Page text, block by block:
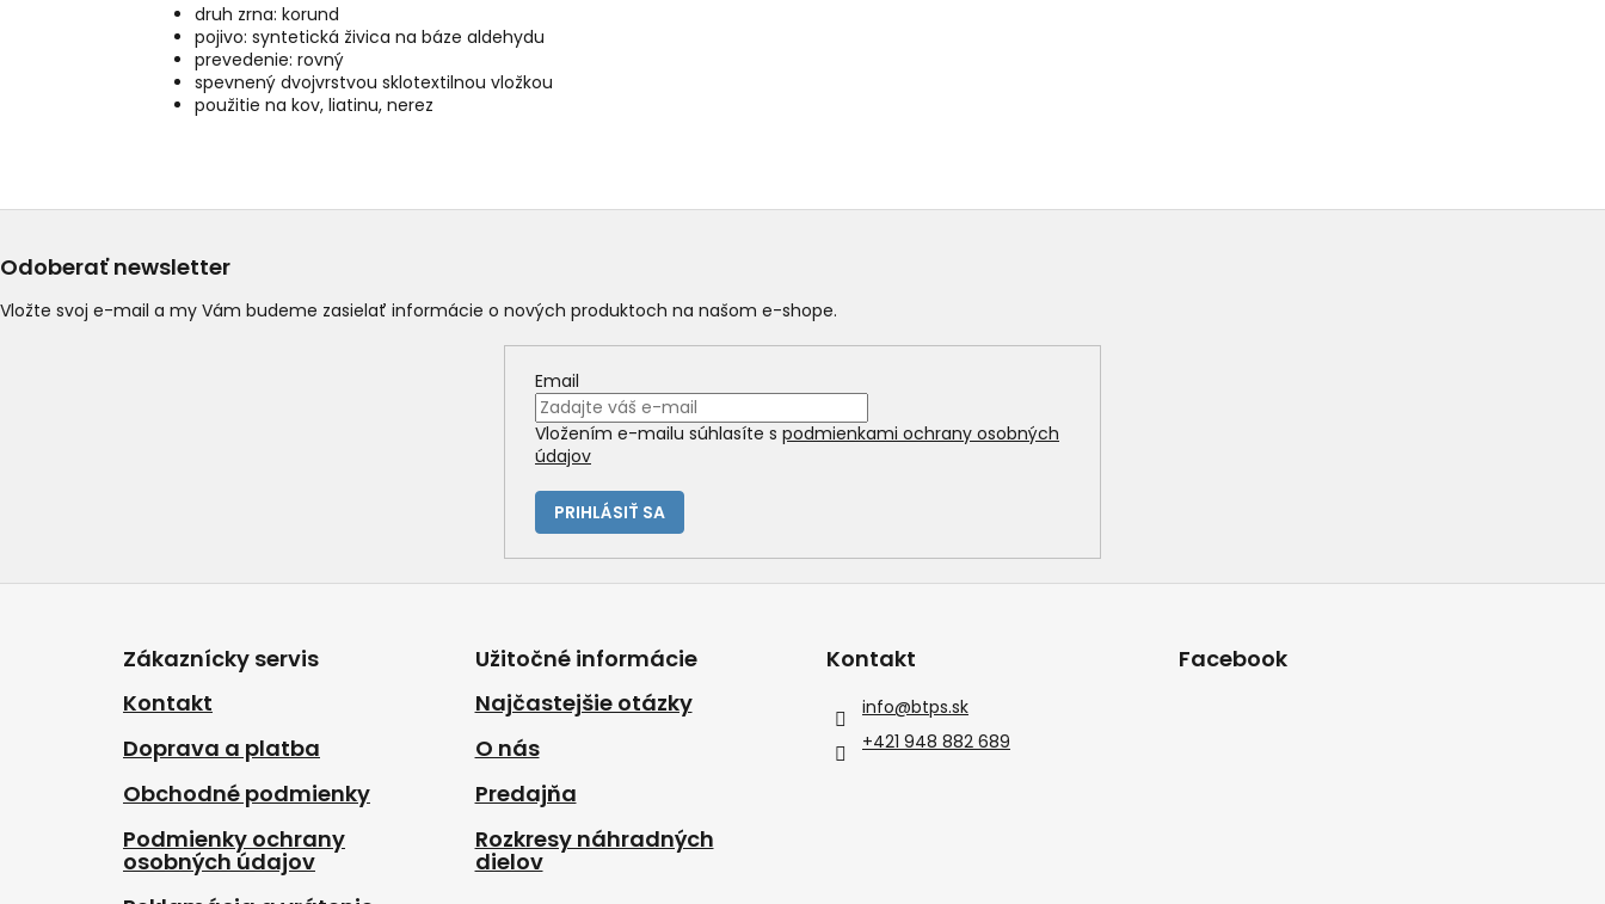
druh zrna: korund
pojivo: syntetická živica na báze aldehydu
prevedenie: rovný
spevnený dvojvrstvou sklotextilnou vložkou
použitie na kov, liatinu, nerez
Odoberať newsletter
Vložte svoj e-mail a my Vám budeme zasielať informácie o nových produktoch na našom e-shope.
Email
Vložením e-mailu súhlasíte s podmienkami ochrany osobných
údajov
PRIHLÁSIŤ SA
Z
Zákaznícky servis
Kontakt
Doprava a platba
Obchodné podmienky
Podmienky ochrany
osobných údajov
Užitočné informácie
Najčastejšie otázky
O nás
Predajňa
Rozkresy náhradných
dielov
Kontakt
info@btps.sk
+421 948 882 689
Facebook